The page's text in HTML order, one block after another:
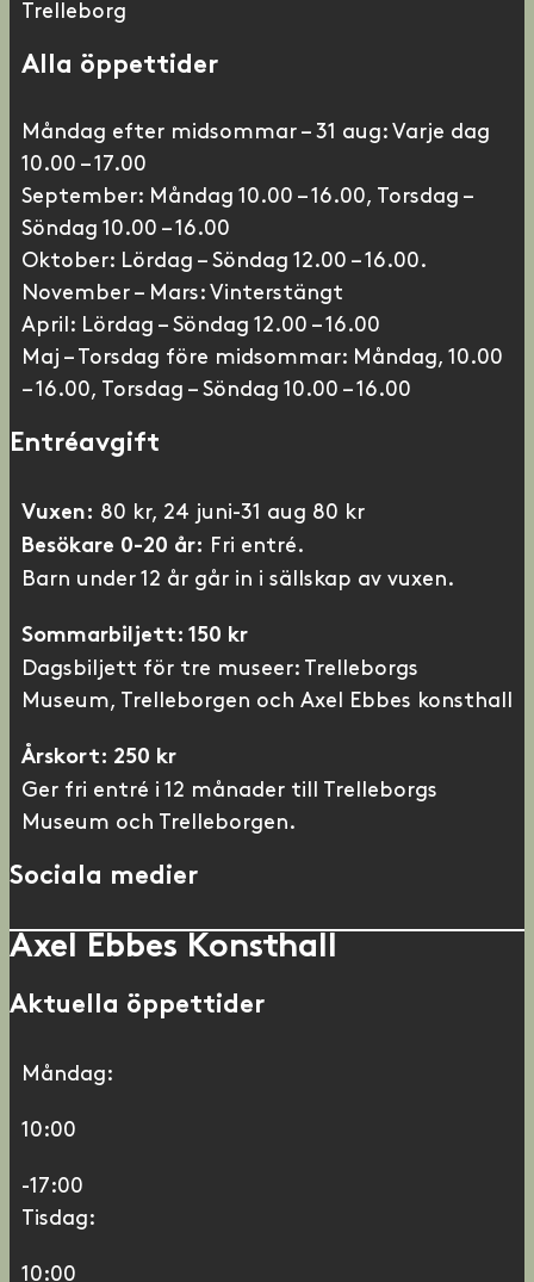
Trelleborg
Alla öppettider
Måndag efter midsommar – 31 aug: Varje dag
10.00 – 17.00
September: Måndag 10.00 – 16.00, Torsdag –
Söndag 10.00 – 16.00
Oktober: Lördag – Söndag 12.00 – 16.00.
November – Mars: Vinterstängt
April: Lördag – Söndag 12.00 – 16.00
Maj – Torsdag före midsommar: Måndag, 10.00
– 16.00, Torsdag – Söndag 10.00 – 16.00
Entréavgift
Vuxen: 80 kr, 24 juni-31 aug 80 kr
Besökare 0-20 år: Fri entré.
Barn under 12 år går in i sällskap av vuxen.
Sommarbiljett: 150 kr
Dagsbiljett för tre museer: Trelleborgs
Museum, Trelleborgen och Axel Ebbes konsthall
Årskort: 250 kr
Ger fri entré i 12 månader till Trelleborgs
Museum och Trelleborgen.
Sociala medier
Axel Ebbes Konsthall
Aktuella öppettider
Måndag:
10:00
-17:00
Tisdag:
10:00